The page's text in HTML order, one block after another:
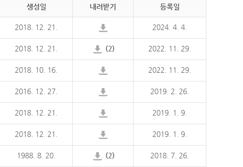
생성일 내려받기 등록일
2018. 12. 21. 2024. 4. 4.
2018. 12. 21. (2) 2022. 11. 29.
2018. 10. 16. 2022. 11. 29.
2016. 12. 27. 2019. 2. 26.
2018. 12. 21. 2019. 1. 9.
2018. 12. 21. 2019. 1. 9.
1988. 8. 20. (2) 2018. 7. 26.